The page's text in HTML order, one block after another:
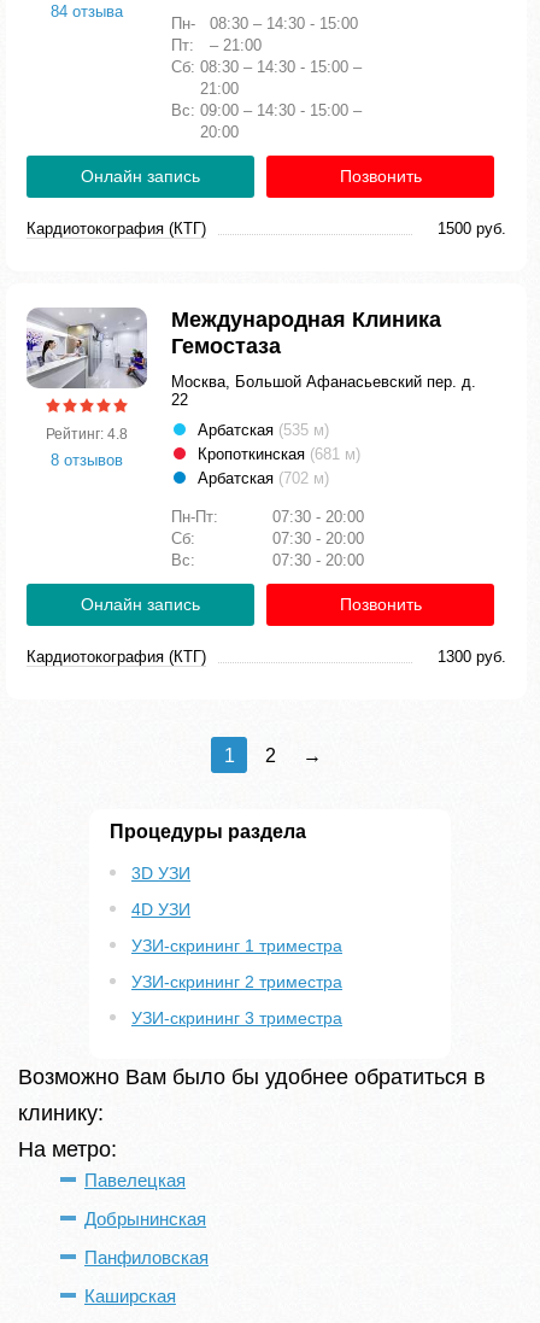
84 отзыва
Пн-
Пт:
08:30 – 14:30 - 15:00
– 21:00
Сб: 08:30 – 14:30 - 15:00 –
21:00
Вс: 09:00 – 14:30 - 15:00 –
20:00
Онлайн запись Позвонить
Кардиотокография (КТГ) 1500 руб.
Рейтинг: 4.8
8 отзывов
Международная Клиника
Гемостаза
Москва, Большой Афанасьевский пер. д.
22
Арбатская (535 м)
Кропоткинская (681 м)
Арбатская (702 м)
Пн-Пт:
07:30 - 20:00
Сб:
07:30 - 20:00
Вс:
07:30 - 20:00
Онлайн запись Позвонить
Кардиотокография (КТГ) 1300 руб.
1 2 →
Процедуры раздела
3D УЗИ
4D УЗИ
УЗИ-скрининг 1 триместра
УЗИ-скрининг 2 триместра
УЗИ-скрининг 3 триместра
Возможно Вам было бы удобнее обратиться в
клинику:
На метро:
Павелецкая
Добрынинская
Панфиловская
Каширская